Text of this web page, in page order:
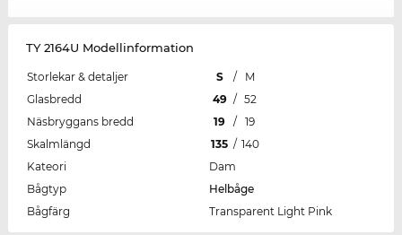
TY 2164U Modellinformation
Storlekar & detaljer S /
M
Glasbredd
49 / 52
Näsbryggans bredd
19 /
19
Skalmlängd
135 / 140
Kateori
Dam
Bågtyp
Helbåge
Bågfärg
Transparent Light Pink